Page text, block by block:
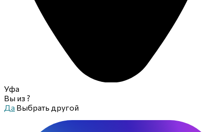
Уфа
Вы из ?
Да Выбрать другой